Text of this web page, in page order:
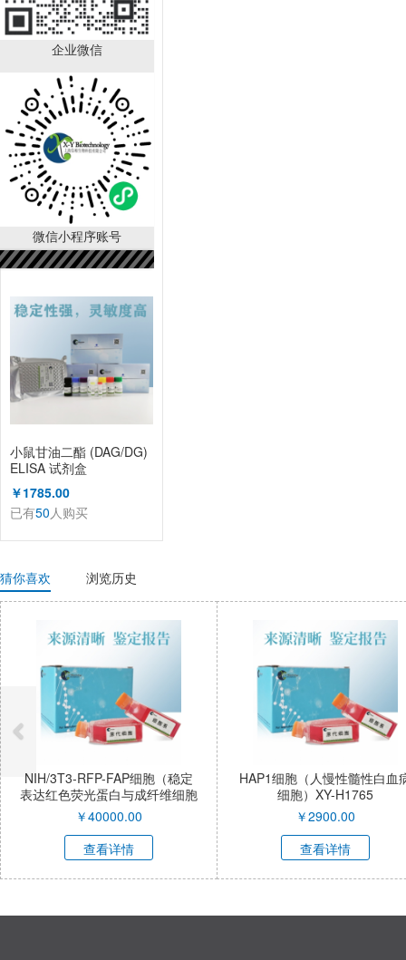
企业微信
微信小程序账号
已有 1000人购买
LAMP可视化染料，20×
￥990.00
已有50人购买
小鼠甘油二酯 (DAG/DG)
ELISA 试剂盒
￥1785.00
已有50人购买
猜你喜欢 浏览历史
NIH/3T3-RFP-FAP细胞（稳定
表达红色荧光蛋白与成纤维细胞
激活蛋白α小鼠胚胎成纤维细
胞）XY-M053R-SL
￥40000.00
查看详情
HAP1细胞（人慢性髓性白血
细胞）XY-H1765
￥2900.00
查看详情